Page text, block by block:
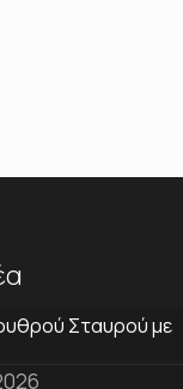
Σταυρού με